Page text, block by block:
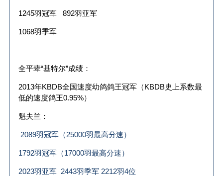
1245羽冠军 892羽亚军
1068羽季军
全平辈“基特尔”成绩：
2013年KBDB全国速度幼鸽鸽王冠军（KBDB史上系数最
低的速度鸽王0.95%）
魁夫兰：
2089羽冠军（25000羽最高分速）
1792羽冠军（17000羽最高分速）
2023羽亚军 2443羽季军 2212羽4位